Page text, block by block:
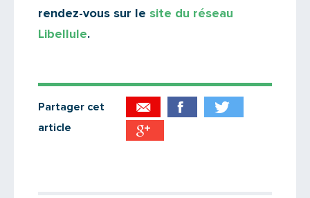
rendez-vous sur le site du réseau
Libellule.
Partager cet
article